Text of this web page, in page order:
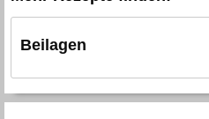
Beilagen